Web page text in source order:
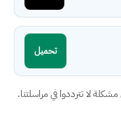
تحميل
لا تترددوا في مراسلتنا.